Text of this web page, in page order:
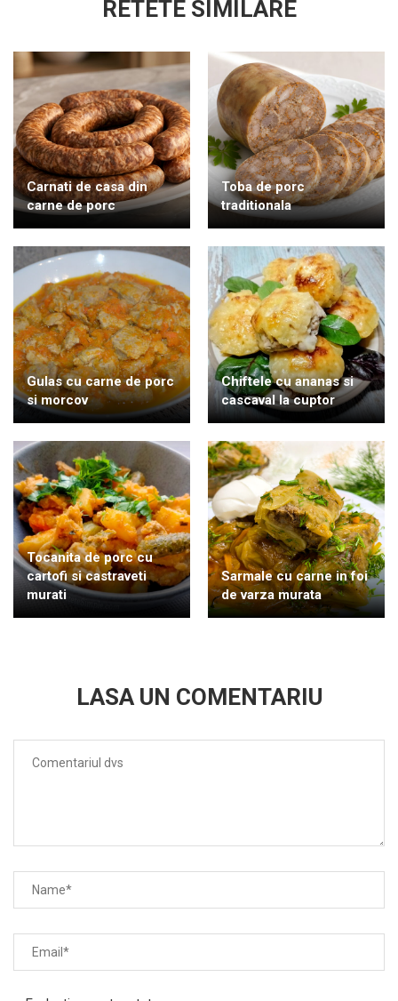
RETETE SIMILARE
Carnati de casa din
carne de porc
Toba de porc
traditionala
Gulas cu carne de porc
si morcov
Chiftele cu ananas si
cascaval la cuptor
Tocanita de porc cu
cartofi si castraveti
murati
Sarmale cu carne in foi
de varza murata
LASA UN COMENTARIU